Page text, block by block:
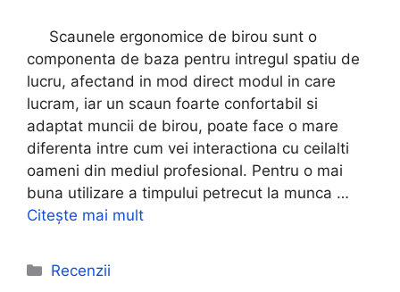
Scaunele ergonomice de birou sunt o
componenta de baza pentru intregul spatiu de
lucru, afectand in mod direct modul in care
lucram, iar un scaun foarte confortabil si
adaptat muncii de birou, poate face o mare
diferenta intre cum vei interactiona cu ceilalti
oameni din mediul profesional. Pentru o mai
buna utilizare a timpului petrecut la munca …
Citește mai mult
Categorii
Recenzii